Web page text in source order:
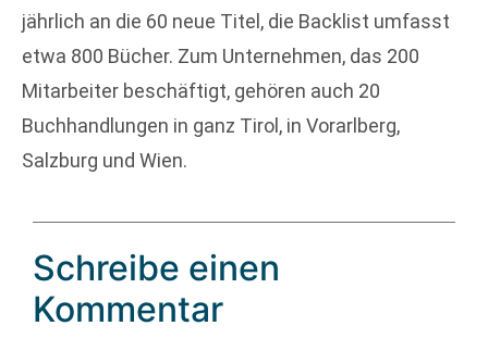
jährlich an die 60 neue Titel, die Backlist umfasst
etwa 800 Bücher. Zum Unternehmen, das 200
Mitarbeiter beschäftigt, gehören auch 20
Buchhandlungen in ganz Tirol, in Vorarlberg,
Salzburg und Wien.
Schreibe einen
Kommentar